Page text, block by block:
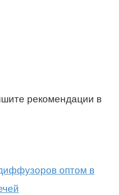
рекомендации в
оптом в